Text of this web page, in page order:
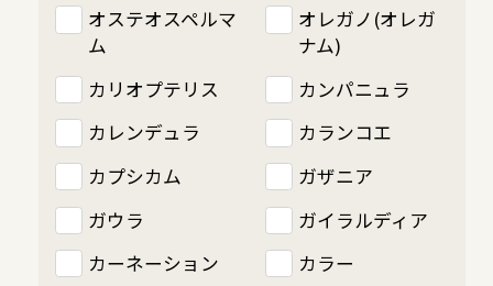
オステオスペルマ
ム
オレガノ(オレガ
ナム)
カリオプテリス
カンパニュラ
カレンデュラ
カランコエ
カプシカム
ガザニア
ガウラ
ガイラルディア
カーネーション
カラー